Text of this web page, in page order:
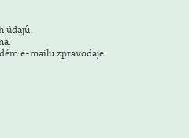
údajů.
e-mailu zpravodaje.